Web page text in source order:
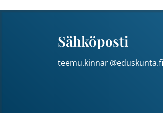
Sähköposti
teemu.kinnari@eduskunta.fi